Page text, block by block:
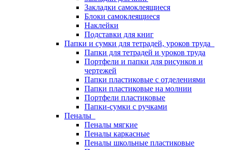
Закладки самоклеящиеся
Блоки самоклеящиеся
Наклейки
Подставки для книг
Папки и сумки для тетрадей, уроков труда
Папки для тетрадей и уроков труда
Портфели и папки для рисунков и
чертежей
Папки пластиковые с отделениями
Папки пластиковые на молнии
Портфели пластиковые
Папки-сумки с ручками
Пеналы
Пеналы мягкие
Пеналы каркасные
Пеналы школьные пластиковые